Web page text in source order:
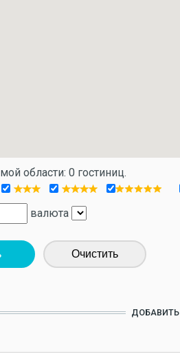
области: 0 гостиниц.
валюта
Очистить